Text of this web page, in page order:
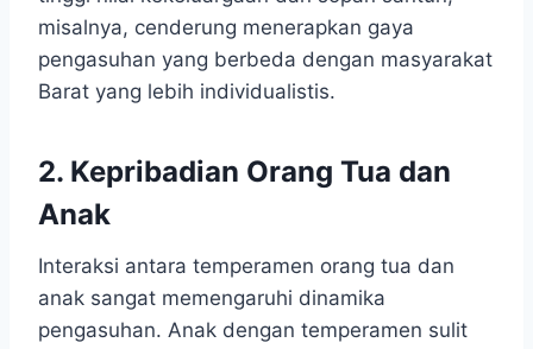
misalnya, cenderung menerapkan gaya
pengasuhan yang berbeda dengan masyarakat
Barat yang lebih individualistis.
2. Kepribadian Orang Tua dan
Anak
Interaksi antara temperamen orang tua dan
anak sangat memengaruhi dinamika
pengasuhan. Anak dengan temperamen sulit